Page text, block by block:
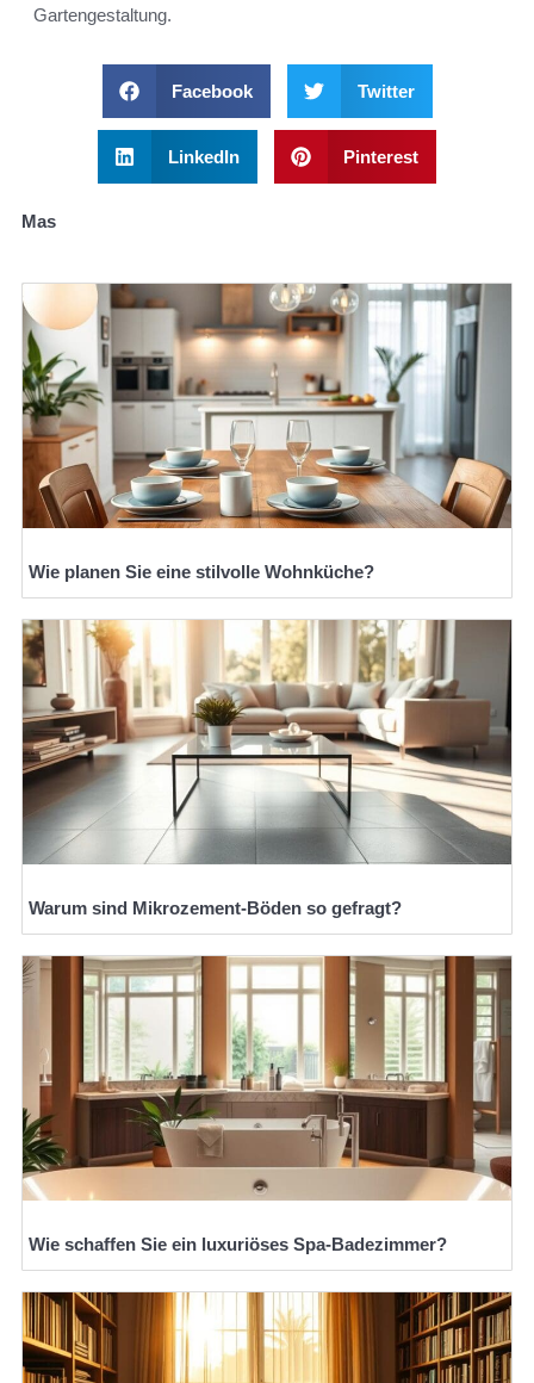
Gartengestaltung.
Facebook Twitter
LinkedIn Pinterest
Mas
Wie planen Sie eine stilvolle Wohnküche?
Warum sind Mikrozement-Böden so gefragt?
Wie schaffen Sie ein luxuriöses Spa-Badezimmer?